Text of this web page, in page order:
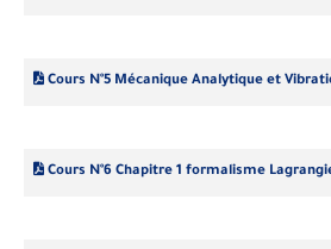
Cours N°5 Mécanique Analytique et
Cours N°6 Chapitre 1 formalisme